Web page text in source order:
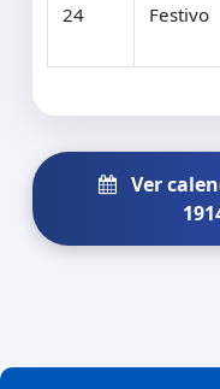
24 Festivo
Ver